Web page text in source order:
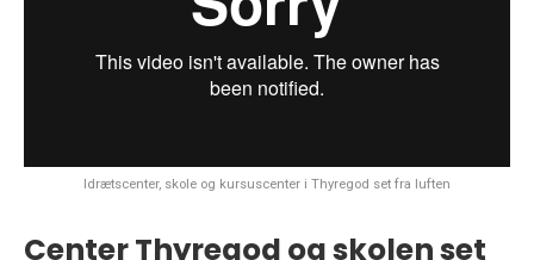
Idrætscenter, skole og kursuscenter i Thyregod set fra luften
Center Thyregod og skolen set